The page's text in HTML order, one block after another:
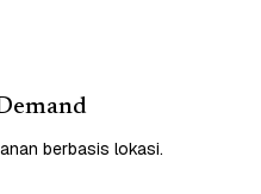
berbasis lokasi.